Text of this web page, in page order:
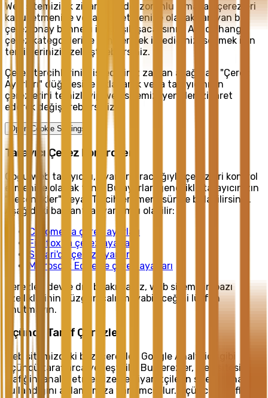
Web sitemizi ilk ziyaretinizde, zorunlu olmayan çerezleri
kabul etmenize veya reddetmenize olanak tanıyan bir
çerez onay banner'ı ile karşılaşacaksınız. Ayrıca hangi
çerez kategorilerine izin vermek istediğinizi seçmek için
tercihlerinizi özelleştirebilirsiniz.
Çerez tercihlerinizi istediğiniz zaman aşağıdaki "Çerez
Ayarları" düğmesine tıklayarak veya tarayıcınızın
çerezlerini temizleyip web sitemizi yeniden ziyaret
ederek değiştirebilirsiniz.
Open Cookie Settings
Tarayıcı Çerez Kontrolleri
Çoğu web tarayıcısı, ayarları aracılığıyla çerezleri kontrol
etmenize olanak tanır. Bu ayarları genellikle tarayıcınızın
"Seçenekler" veya "Tercihler" menüsünde bulabilirsiniz.
Aşağıdaki bağlantılar yardımcı olabilir:
Chrome'da çerez ayarları
Firefox'ta çerez ayarları
Safari'de çerez ayarları
Microsoft Edge'de çerez ayarları
Çerezleri devre dışı bırakırsanız, web sitemizin bazı
özelliklerinin düzgün çalışmayabileceğini lütfen
unutmayın.
Üçüncü Taraf Çerezleri
Web sitemizdeki bazı çerezler, Google Analytics gibi
üçüncü taraflarca yerleştirilir. Bu çerezler, web sitesi
trafiğini analiz etmemize ve ziyaretçilerin sitemizi nasıl
kullandığını anlamamıza yardımcı olur. Üçüncü tarafların